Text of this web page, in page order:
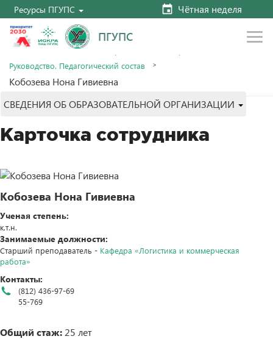
Ресурсы ПГУПС Чётная неделя
ПГУПС
Главная
Сведения об образовательной организации
Руководство. Педагогический состав
Кобозева Нона Гивиевна
СВЕДЕНИЯ ОБ ОБРАЗОВАТЕЛЬНОЙ ОРГАНИЗАЦИИ
Карточка сотрудника
Кобозева Нона Гивиевна
Ученая степень:
к.т.н.
Занимаемые должности:
Старший преподаватель - Кафедра «Логистика и коммерческая
работа»
Контакты:
(812) 436-97-69
55-769
Общий стаж: 25 лет